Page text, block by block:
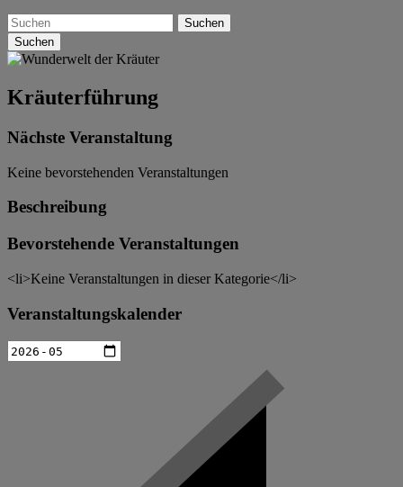
Suchen
Kräuterführung
Nächste Veranstaltung
Keine bevorstehenden Veranstaltungen
Beschreibung
Bevorstehende Veranstaltungen
<li>Keine Veranstaltungen in dieser Kategorie</li>
Veranstaltungskalender